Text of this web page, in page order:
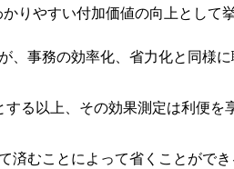
かりやすい付加価値の向上として
、事務の効率化、省力化と同様
する以上、その効果測定は利便を
済むことによって省くことがで